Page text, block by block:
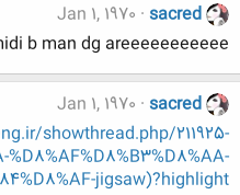
sacred
Jan 1, 1970
b man dg areeeeeeeeeee?
sacred
Jan 1, 1970
showthread.php/211925-
jigsaw)?highlight=